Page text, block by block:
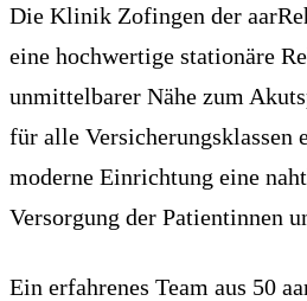
Die Klinik Zofingen der
eine hochwertige stationäre
unmittelbarer Nähe zum
für alle Versicherungsklassen
moderne Einrichtung eine
Versorgung der Patientinnen
Ein erfahrenes Team aus 50